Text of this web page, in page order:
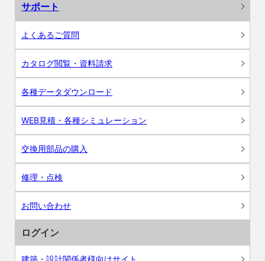
サポート
よくあるご質問
カタログ閲覧・資料請求
各種データダウンロード
WEB見積・各種シミュレーション
交換用部品の購入
修理・点検
お問い合わせ
ログイン
建築・設計関係者様向けサイト